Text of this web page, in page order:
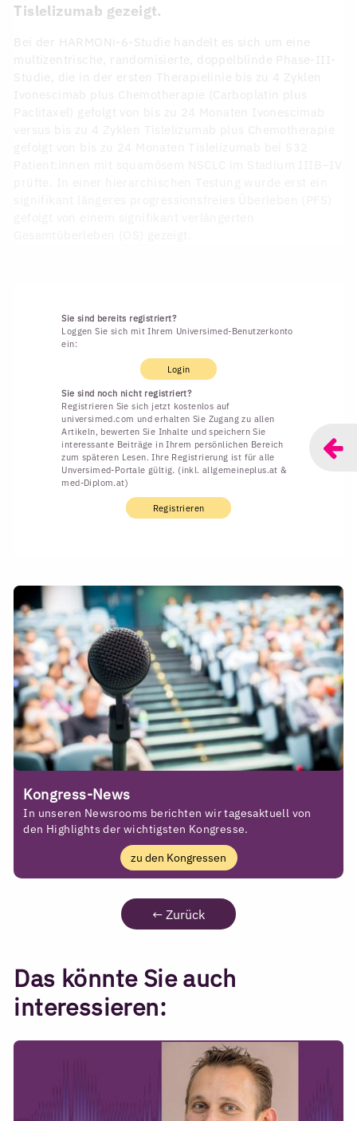
Tislelizumab gezeigt.
Bei der HARMONi-6-Studie handelt es sich um eine
multizentrische, randomisierte, doppelblinde Phase-III-
Studie, die in der ersten Therapielinie bis zu 4 Zyklen
Sie sind bereits registriert?
Loggen Sie sich mit Ihrem Universimed-Benutzerkonto
ein:
Login
Sie sind noch nicht registriert?
Registrieren Sie sich jetzt kostenlos auf
universimed.com und erhalten Sie Zugang zu allen
Artikeln, bewerten Sie Inhalte und speichern Sie
interessante Beiträge in Ihrem persönlichen Bereich
zum späteren Lesen. Ihre Registrierung ist für alle
Unversimed-Portale gültig. (inkl. allgemeineplus.at &
med-Diplom.at)
Registrieren
Kongress-News
In unseren Newsrooms berichten wir tagesaktuell von
den Highlights der wichtigsten Kongresse.
zu den Kongressen
← Zurück
Das könnte Sie auch
interessieren: